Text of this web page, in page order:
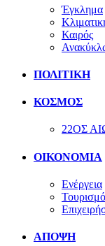
Έγκλημα
Καιρός
ΠΟΛΙΤΙΚΗ
ΚΟΣΜΟΣ
22ΟΣ
ΟΙΚΟΝΟΜΙΑ
Ενέργεια
ΑΠΟΨΗ